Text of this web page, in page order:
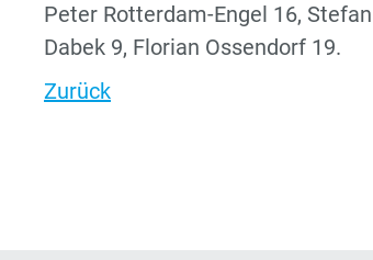
Peter Rotterdam-Engel 16,
Dabek 9, Florian Ossendorf 19.
Zurück